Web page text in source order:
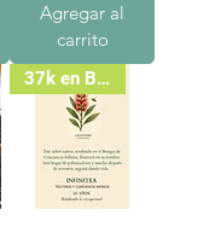
Agregar al
carrito
37k en Bodega